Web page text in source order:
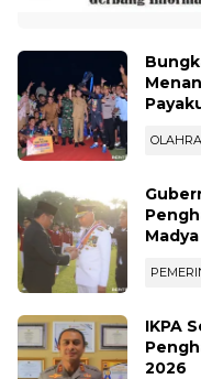
IKPA
2026